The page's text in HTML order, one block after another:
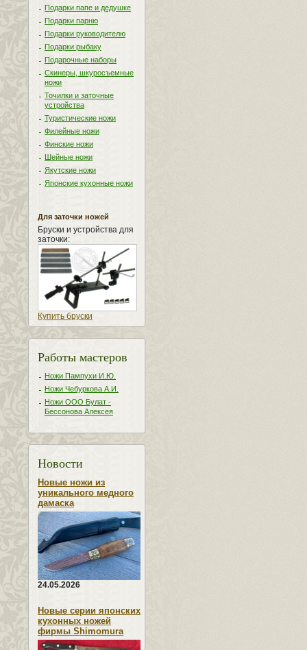
Подарки папе и дедушке
Подарки парню
Подарки руководителю
Подарки рыбаку
Подарочные наборы
Скинеры, шкуросъемные
ножи
Точилки и заточные
устройства
Туристические ножи
Филейные ножи
Финские ножи
Шейные ножи
Якутские ножи
Японские кухонные ножи
Для заточки ножей
Бруски и устройства для
заточки:
Купить бруски
Работы мастеров
Ножи Пампухи И.Ю.
Ножи Чебуркова А.И.
Ножи ООО Булат -
Бессонова Алексея
Новости
Новые ножи из
уникального медного
дамаска
24.05.2026
Новые серии японских
кухонных ножей
фирмы Shimomura